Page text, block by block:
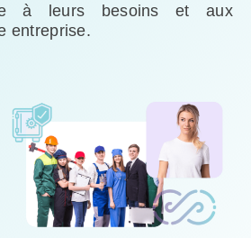
à leurs besoins et aux
entreprise.